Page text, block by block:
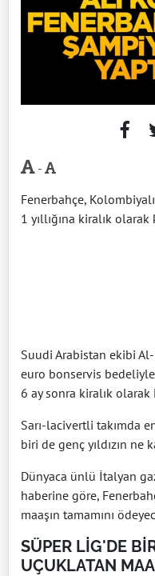
-
Fenerbahçe,
1 yıllığına kiralık
Suudi Arabistan ekibi
euro bonservis
6 ay sonra kiralık olarak
Sarı-lacivertli takımda
biri de genç yıldızın ne
Dünyaca ünlü İtalyan
haberine göre,
maaşın tamamını
SÜPER LİG'DE
UÇUKLATAN